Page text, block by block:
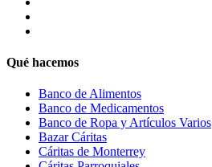
Qué hacemos
Banco de Alimentos
Banco de Medicamentos
Banco de Ropa y Artículos Varios
Bazar Cáritas
Cáritas de Monterrey